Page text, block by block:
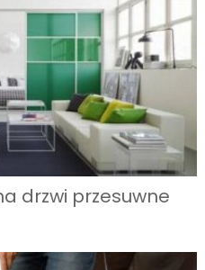
drzwi przesuwne